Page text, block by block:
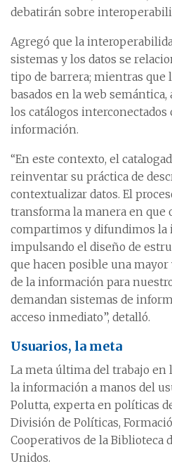
debatirán sobre
Agregó que la
sistemas y los datos se
tipo de barrera; mientras que
basados en la web
los catálogos interconectados
información.
“En este contexto, el
reinventar su práctica de
contextualizar datos. El
transforma la manera en que
compartimos y difundimos la
impulsando el diseño de
que hacen posible una
de la información para
demandan sistemas de
acceso inmediato”, detalló.
Usuarios, la meta
La meta última del trabajo en
la información a manos del
Polutta, experta en políticas
División de Políticas,
Cooperativos de la Biblioteca
Unidos.